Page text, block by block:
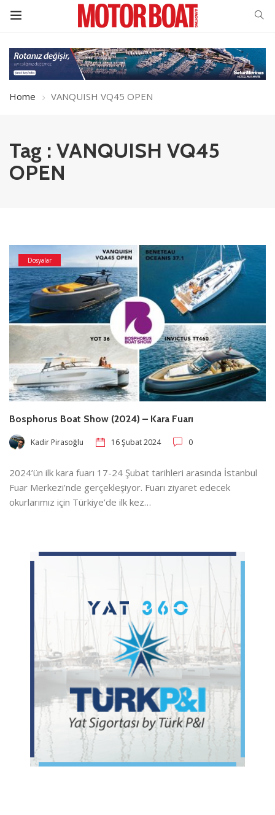
Home VANQUISH VQ45 OPEN
Tag : VANQUISH VQ45
OPEN
Dosyalar
Bosphorus Boat Show (2024) – Kara Fuarı
Kadir Pirasoğlu 16 Şubat 2024 0
2024’ün ilk kara fuarı 17-24 Şubat tarihleri arasında İstanbul
Fuar Merkezi’nde gerçekleşiyor. Fuarı ziyaret edecek
okurlarımız için Türkiye’de ilk kez…